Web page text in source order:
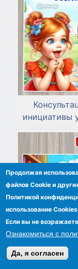
инициативы
Продолжая
файлов Сookie и
Политикой
использование
Если вы не
Ознакомиться с
Да, я согласен